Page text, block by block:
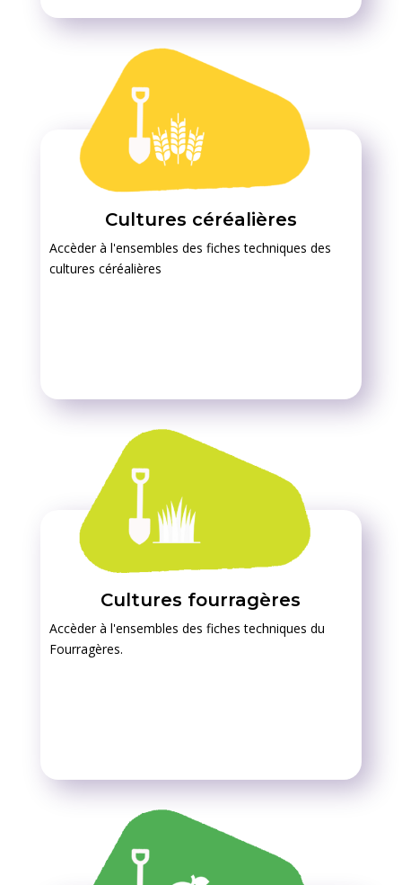
Cultures céréalières
Accèder à l'ensembles des fiches techniques des
cultures céréalières
Cultures fourragères
Accèder à l'ensembles des fiches techniques du
Fourragères.